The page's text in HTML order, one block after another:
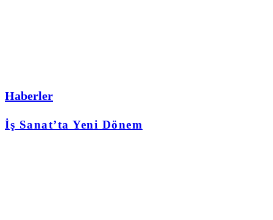
Haberler
İş Sanat’ta Yeni Dönem